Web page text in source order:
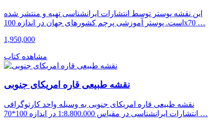
این نقشه پوستر توسط انتشارات ایرانشناسی تهیه و منتشر شده
است. پوستر آموزشی پرچم کشورهای جهان در اندازه 100x70 …
1,950,000
مشاهده کتاب
نقشه طبیعی قاره امریکای جنوبی
نقشه طبیعی قاره امریکای جنوبی به وسیله واحد کارتوگرافی
انتشارات ایرانشناسی در مقیاس 1:8.800.000 در اندازه 100*70 …